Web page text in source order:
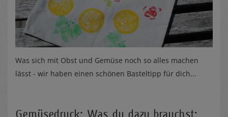
Was sich mit Obst und Gemüse noch so alles machen
lässt - wir haben einen schönen Basteltipp für dich...
Gemüsedruck: Was du dazu brauchst: